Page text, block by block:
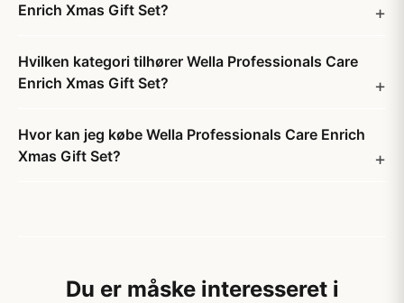
Enrich Xmas Gift Set?
Hvilken kategori tilhører Wella Professionals Care
Enrich Xmas Gift Set?
Hvor kan jeg købe Wella Professionals Care Enrich
Xmas Gift Set?
Du er måske interesseret i